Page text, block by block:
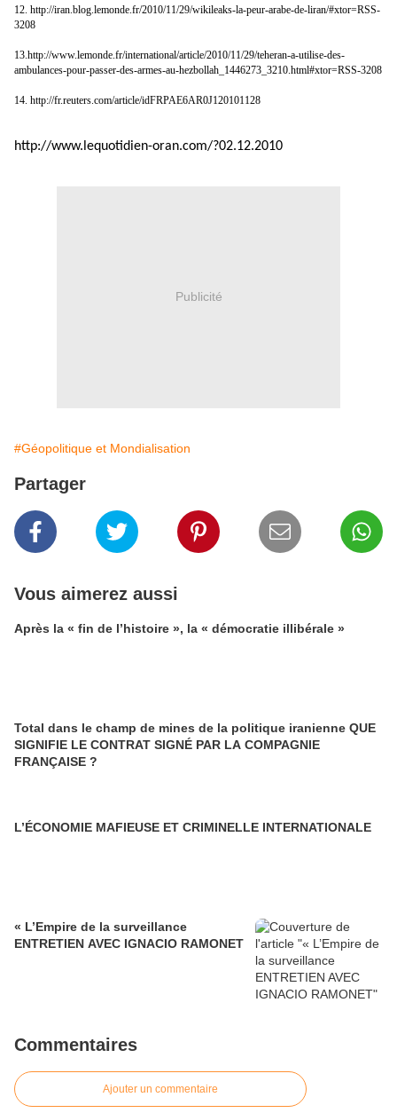
12. http://iran.blog.lemonde.fr/2010/11/29/wikileaks-la-peur-arabe-de-liran/#xtor=RSS-
3208
13.http://www.lemonde.fr/international/article/2010/11/29/teheran-a-utilise-des-
ambulances-pour-passer-des-armes-au-hezbollah_1446273_3210.html#xtor=RSS-3208
14. http://fr.reuters.com/article/idFRPAE6AR0J120101128
http://www.lequotidien-oran.com/?02.12.2010
Publicité
#Géopolitique et Mondialisation
Partager
Vous aimerez aussi
Après la « fin de l’histoire », la « démocratie illibérale »
Total dans le champ de mines de la politique iranienne QUE
SIGNIFIE LE CONTRAT SIGNÉ PAR LA COMPAGNIE
FRANÇAISE ?
L’ÉCONOMIE MAFIEUSE ET CRIMINELLE INTERNATIONALE
« L’Empire de la surveillance
ENTRETIEN AVEC IGNACIO RAMONET
Commentaires
Ajouter un commentaire